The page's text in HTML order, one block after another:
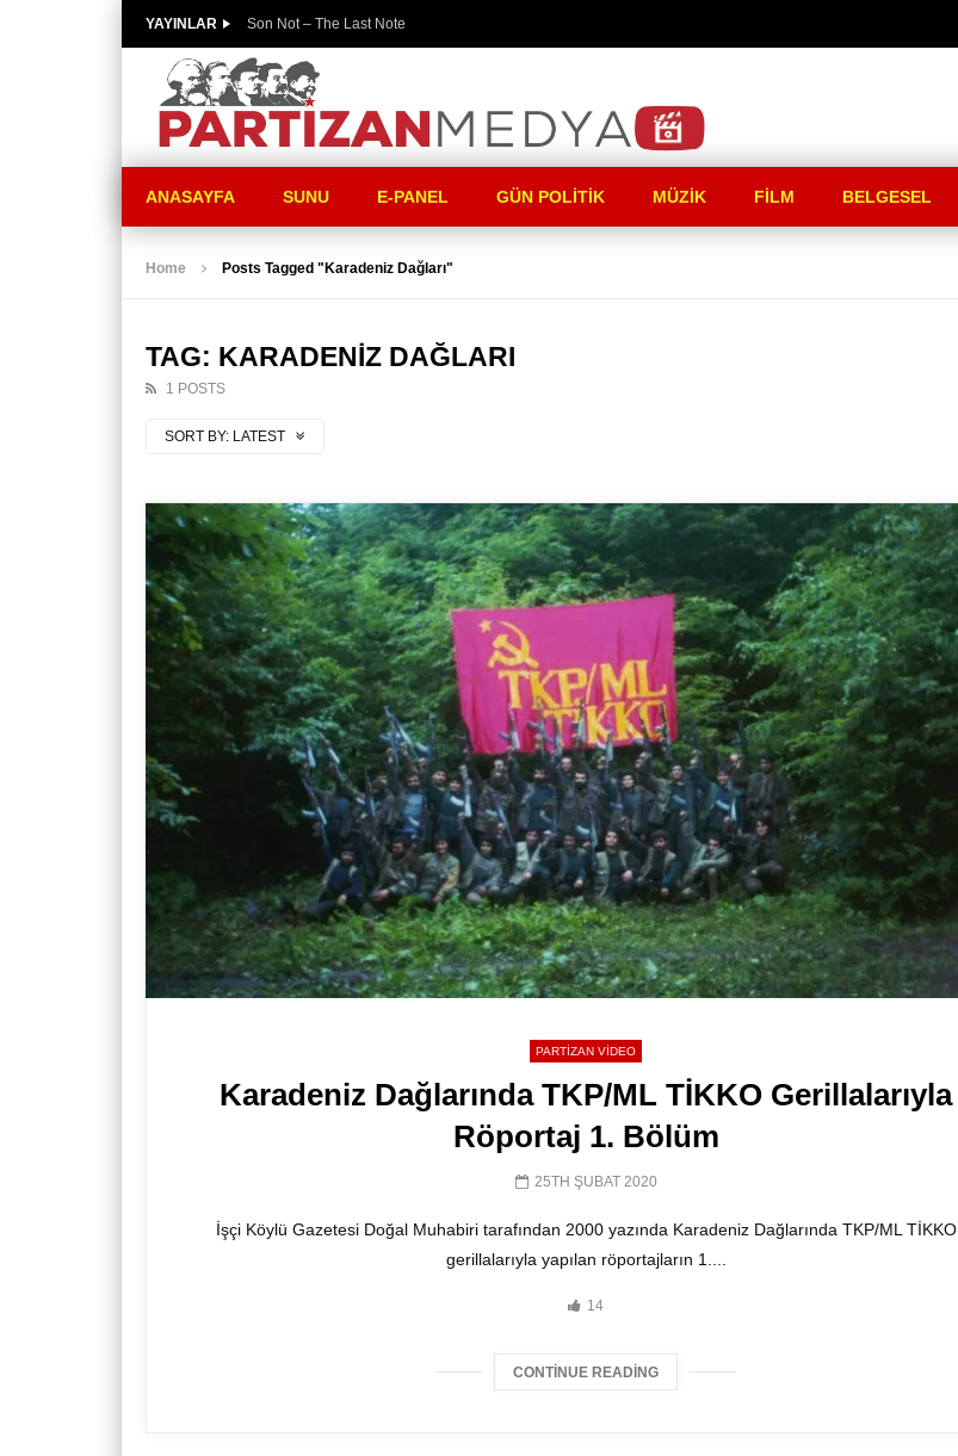
YAYINLAR Son Not – The Last Note
ANASAYFA SUNU E-PANEL GÜN POLITIK MÜZIK FILM BELGESEL
Home Posts Tagged "Karadeniz Dağları"
TAG: KARADENIZ DAĞLARI
1 POSTS
SORT BY: LATEST
PARTIZAN VIDEO
Karadeniz Dağlarında TKP/ML TİKKO Gerillalarıyla
Röportaj 1. Bölüm
25TH ŞUBAT 2020
İşçi Köylü Gazetesi Doğal Muhabiri tarafından 2000 yazında Karadeniz Dağlarında TKP/ML TİKKO
gerillalarıyla yapılan röportajların 1....
14
CONTINUE READING